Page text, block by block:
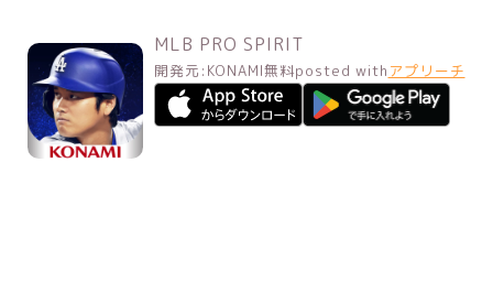
MLB PRO SPIRIT
開発元: KONAMI無料posted with アプリーチ